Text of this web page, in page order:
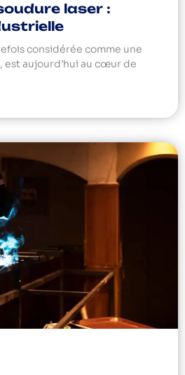
laser :
considérée comme une
aujourd’hui au cœur de